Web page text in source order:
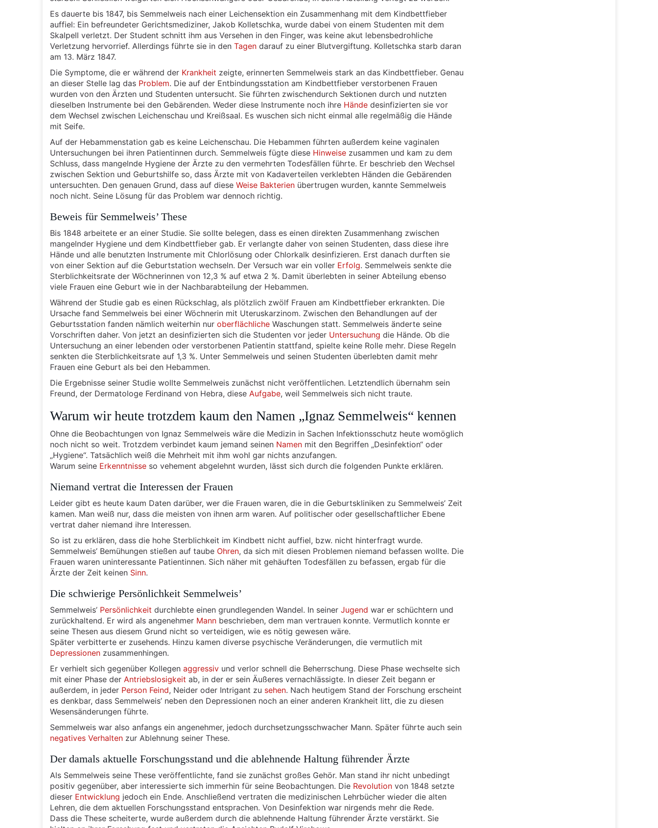
Es dauerte bis 1847, bis Semmelweis nach einer Leichensektion ein Zusammenhang mit dem Kindbettfieber
auffiel: Ein befreundeter Gerichtsmediziner, Jakob Kolletschka, wurde dabei von einem Studenten mit dem
Skalpell verletzt. Der Student schnitt ihm aus Versehen in den Finger, was keine akut lebensbedrohliche
Verletzung hervorrief. Allerdings führte sie in den Tagen darauf zu einer Blutvergiftung. Kolletschka starb daran
am 13. März 1847.
Die Symptome, die er während der Krankheit zeigte, erinnerten Semmelweis stark an das Kindbettfieber. Genau
an dieser Stelle lag das Problem. Die auf der Entbindungsstation am Kindbettfieber verstorbenen Frauen
wurden von den Ärzten und Studenten untersucht. Sie führten zwischendurch Sektionen durch und nutzten
dieselben Instrumente bei den Gebärenden. Weder diese Instrumente noch ihre Hände desinfizierten sie vor
dem Wechsel zwischen Leichenschau und Kreißsaal. Es wuschen sich nicht einmal alle regelmäßig die Hände
mit Seife.
Auf der Hebammenstation gab es keine Leichenschau. Die Hebammen führten außerdem keine vaginalen
Untersuchungen bei ihren Patientinnen durch. Semmelweis fügte diese Hinweise zusammen und kam zu dem
Schluss, dass mangelnde Hygiene der Ärzte zu den vermehrten Todesfällen führte. Er beschrieb den Wechsel
zwischen Sektion und Geburtshilfe so, dass Ärzte mit von Kadaverteilen verklebten Händen die Gebärenden
untersuchten. Den genauen Grund, dass auf diese Weise Bakterien übertrugen wurden, kannte Semmelweis
noch nicht. Seine Lösung für das Problem war dennoch richtig.
Beweis für Semmelweis’ These
Bis 1848 arbeitete er an einer Studie. Sie sollte belegen, dass es einen direkten Zusammenhang zwischen
mangelnder Hygiene und dem Kindbettfieber gab. Er verlangte daher von seinen Studenten, dass diese ihre
Hände und alle benutzten Instrumente mit Chlorlösung oder Chlorkalk desinfizieren. Erst danach durften sie
von einer Sektion auf die Geburtstation wechseln. Der Versuch war ein voller Erfolg. Semmelweis senkte die
Sterblichkeitsrate der Wöchnerinnen von 12,3 % auf etwa 2 %. Damit überlebten in seiner Abteilung ebenso
viele Frauen eine Geburt wie in der Nachbarabteilung der Hebammen.
Während der Studie gab es einen Rückschlag, als plötzlich zwölf Frauen am Kindbettfieber erkrankten. Die
Ursache fand Semmelweis bei einer Wöchnerin mit Uteruskarzinom. Zwischen den Behandlungen auf der
Geburtsstation fanden nämlich weiterhin nur oberflächliche Waschungen statt. Semmelweis änderte seine
Vorschriften daher. Von jetzt an desinfizierten sich die Studenten vor jeder Untersuchung die Hände. Ob die
Untersuchung an einer lebenden oder verstorbenen Patientin stattfand, spielte keine Rolle mehr. Diese Regeln
senkten die Sterblichkeitsrate auf 1,3 %. Unter Semmelweis und seinen Studenten überlebten damit mehr
Frauen eine Geburt als bei den Hebammen.
Die Ergebnisse seiner Studie wollte Semmelweis zunächst nicht veröffentlichen. Letztendlich übernahm sein
Freund, der Dermatologe Ferdinand von Hebra, diese Aufgabe, weil Semmelweis sich nicht traute.
Warum wir heute trotzdem kaum den Namen „Ignaz Semmelweis“ kennen
Ohne die Beobachtungen von Ignaz Semmelweis wäre die Medizin in Sachen Infektionsschutz heute womöglich
noch nicht so weit. Trotzdem verbindet kaum jemand seinen Namen mit den Begriffen „Desinfektion“ oder
„Hygiene“. Tatsächlich weiß die Mehrheit mit ihm wohl gar nichts anzufangen.
Warum seine Erkenntnisse so vehement abgelehnt wurden, lässt sich durch die folgenden Punkte erklären.
Niemand vertrat die Interessen der Frauen
Leider gibt es heute kaum Daten darüber, wer die Frauen waren, die in die Geburtskliniken zu Semmelweis’ Zeit
kamen. Man weiß nur, dass die meisten von ihnen arm waren. Auf politischer oder gesellschaftlicher Ebene
vertrat daher niemand ihre Interessen.
So ist zu erklären, dass die hohe Sterblichkeit im Kindbett nicht auffiel, bzw. nicht hinterfragt wurde.
Semmelweis’ Bemühungen stießen auf taube Ohren, da sich mit diesen Problemen niemand befassen wollte. Die
Frauen waren uninteressante Patientinnen. Sich näher mit gehäuften Todesfällen zu befassen, ergab für die
Ärzte der Zeit keinen Sinn.
Die schwierige Persönlichkeit Semmelweis’
Semmelweis’ Persönlichkeit durchlebte einen grundlegenden Wandel. In seiner Jugend war er schüchtern und
zurückhaltend. Er wird als angenehmer Mann beschrieben, dem man vertrauen konnte. Vermutlich konnte er
seine Thesen aus diesem Grund nicht so verteidigen, wie es nötig gewesen wäre.
Später verbitterte er zusehends. Hinzu kamen diverse psychische Veränderungen, die vermutlich mit
Depressionen zusammenhingen.
Er verhielt sich gegenüber Kollegen aggressiv und verlor schnell die Beherrschung. Diese Phase wechselte sich
mit einer Phase der Antriebslosigkeit ab, in der er sein Äußeres vernachlässigte. In dieser Zeit begann er
außerdem, in jeder Person Feind, Neider oder Intrigant zu sehen. Nach heutigem Stand der Forschung erscheint
es denkbar, dass Semmelweis’ neben den Depressionen noch an einer anderen Krankheit litt, die zu diesen
Wesensänderungen führte.
Semmelweis war also anfangs ein angenehmer, jedoch durchsetzungsschwacher Mann. Später führte auch sein
negatives Verhalten zur Ablehnung seiner These.
Der damals aktuelle Forschungsstand und die ablehnende Haltung führender Ärzte
Als Semmelweis seine These veröffentlichte, fand sie zunächst großes Gehör. Man stand ihr nicht unbedingt
positiv gegenüber, aber interessierte sich immerhin für seine Beobachtungen. Die Revolution von 1848 setzte
dieser Entwicklung jedoch ein Ende. Anschließend vertraten die medizinischen Lehrbücher wieder die alten
Lehren, die dem aktuellen Forschungsstand entsprachen. Von Desinfektion war nirgends mehr die Rede.
Dass die These scheiterte, wurde außerdem durch die ablehnende Haltung führender Ärzte verstärkt. Sie